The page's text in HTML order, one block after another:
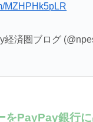
MZHPHk5pLR
済圏ブログ
PayPay銀行に